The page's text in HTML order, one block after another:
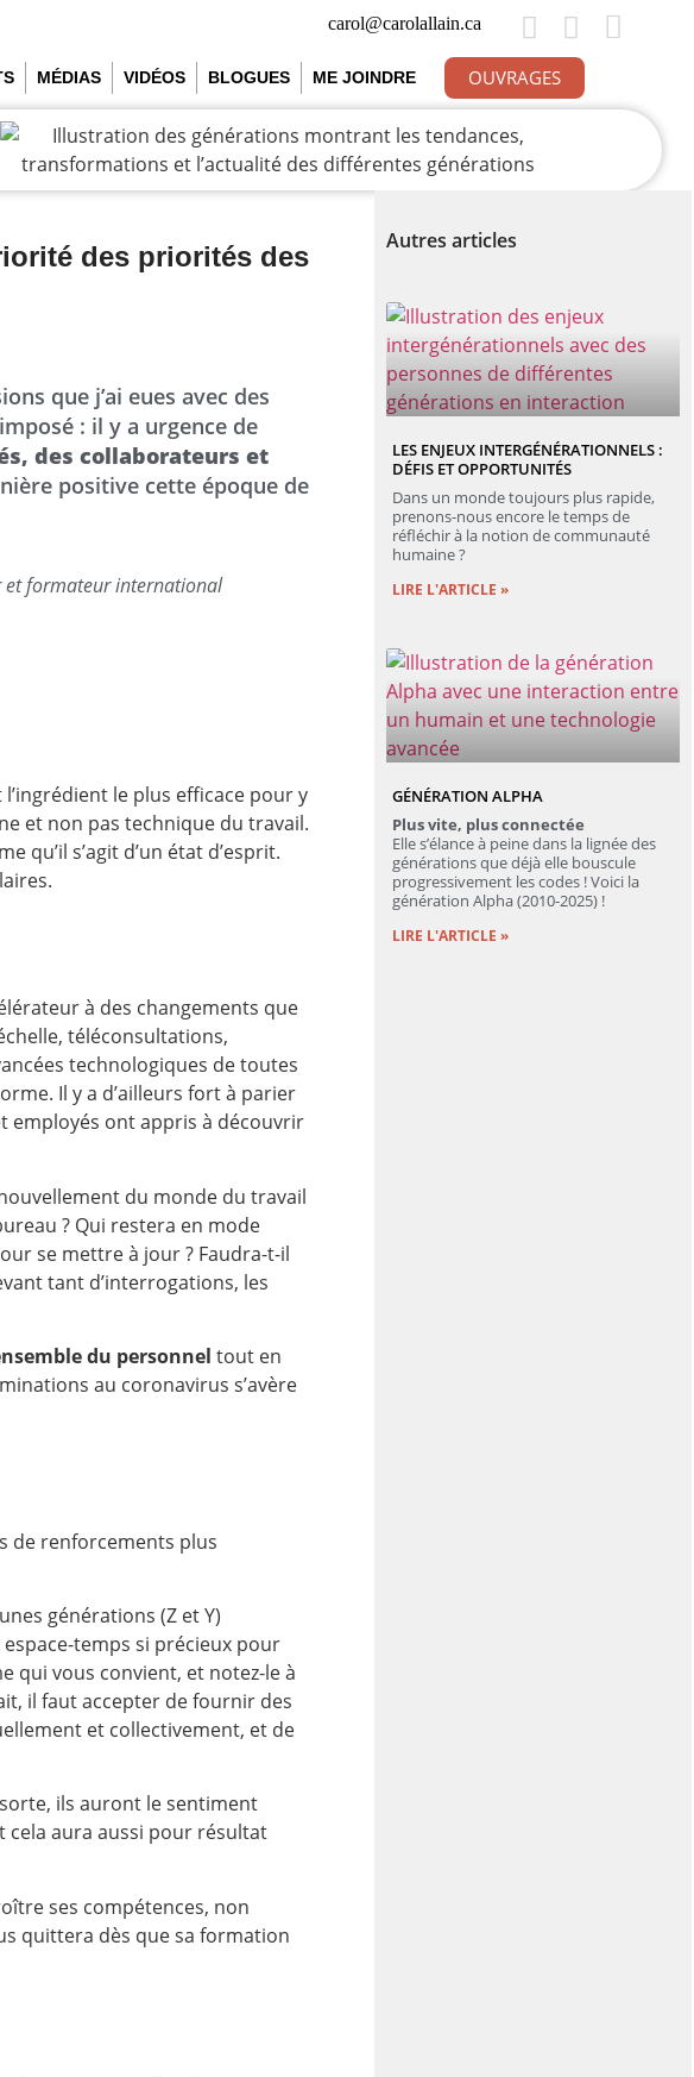
carol@carolallain.ca
MÉDIAS VIDÉOS BLOGUES ME JOINDRE OUVRAGES
des priorités des
que j’ai eues avec des
: il y a urgence de
des collaborateurs et
positive cette époque de
et formateur international
le plus efficace pour y
et non pas technique du travail.
qu’il s’agit d’un état d’esprit.
à des changements que
téléconsultations,
technologiques de toutes
Il y a d’ailleurs fort à parier
employés ont appris à découvrir
du monde du travail
? Qui restera en mode
se mettre à jour ? Faudra-t-il
tant d’interrogations, les
du personnel tout en
au coronavirus s’avère
de renforcements plus
générations (Z et Y)
temps si précieux pour
qui vous convient, et notez-le à
il faut accepter defournir des
et collectivement, et de
ils auront le sentiment
cela aura aussi pour résultat
ses compétences, non
quittera dès que sa formation
Autres articles
LES ENJEUX INTERGÉNÉRATIONNELS :
DÉFIS ET OPPORTUNITÉS
Dans un monde toujours plus rapide,
prenons-nous encore le temps de
réfléchir à la notion de communauté
humaine ?
LIRE L'ARTICLE »
GÉNÉRATION ALPHA
Plus vite, plus connectée
Elle s’élance à peine dans la lignée des
générations que déjà elle bouscule
progressivement les codes ! Voici la
génération Alpha (2010-2025) !
LIRE L'ARTICLE »